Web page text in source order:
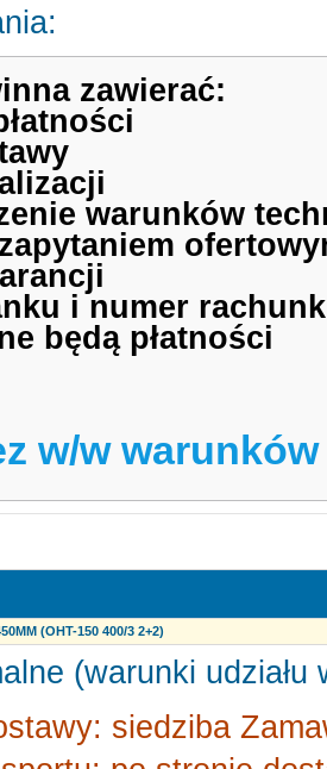
zawierać:
warunków
i numer
będą płatności
w/w
(OHT-150 400/3 2+2)
(warunki udziału
siedziba